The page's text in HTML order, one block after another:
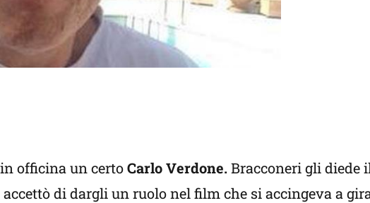
officina un certoCarlo Verdone.Bracconeri gli diede
di dargli un ruolo nel film che si accingeva a